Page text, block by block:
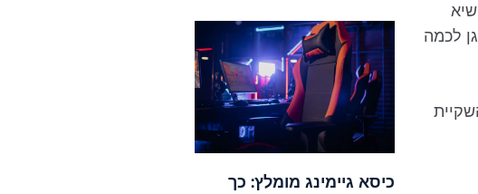
לכמה
כיסא גיימינג מומלץ: כך